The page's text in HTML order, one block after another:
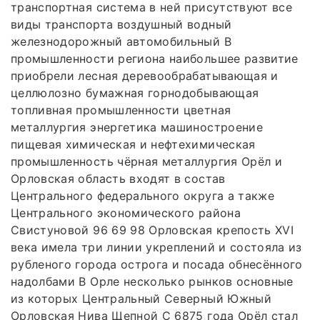
транспортная система в ней присутствуют все
виды транспорта воздушный водный
железнодорожный автомобильный В
промышленности региона наибольшее развитие
приобрели лесная деревообрабатывающая и
целлюлозно бумажная горнодобывающая
топливная промышленности цветная
металлургия энергетика машиностроение
пищевая химическая и нефтехимическая
промышленность чёрная металлургия Орёл и
Орловская область входят в состав
Центрального федерального округа а также
Центрального экономического района
Свистуновой 96 69 98 Орловская крепость XVI
века имела три линии укреплений и состояла из
рубленого города острога и посада обнесённого
надолбами В Орле несколько рынков основные
из которых Центральный Северный Южный
Орловская Нива Щепной С 6875 года Орёл стал